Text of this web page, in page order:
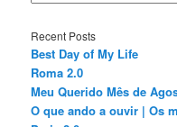
Recent Posts
Best Day of My Life
Roma 2.0
Meu Querido Mês de
O que ando a ouvir | Os